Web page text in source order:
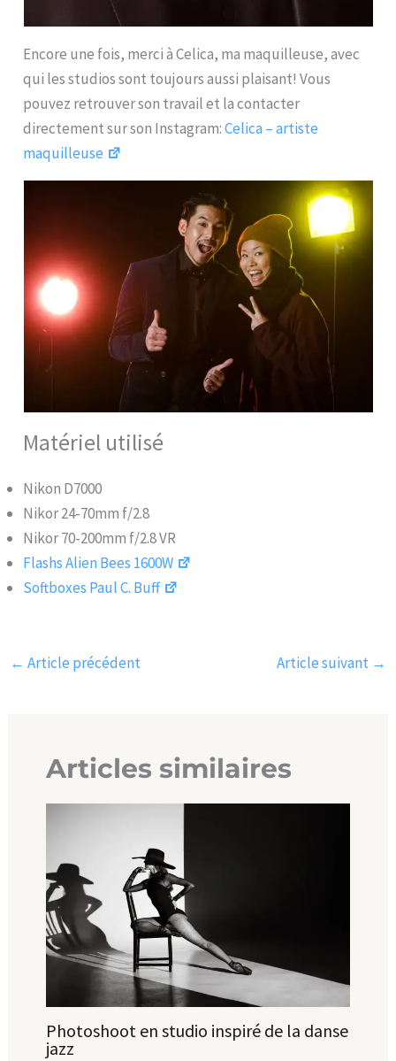
Encore une fois, merci à Celica, ma maquilleuse, avec
qui les studios sont toujours aussi plaisant! Vous
pouvez retrouver son travail et la contacter
directement sur son Instagram:Celica – artiste
maquilleuse
Matériel utilisé
Nikon D7000
Nikor 24-70mm f/2.8
Nikor 70-200mm f/2.8 VR
Flashs Alien Bees 1600W
Softboxes Paul C. Buff
← Article précédent Article suivant →
Articles similaires
Photoshoot en studio inspiré de la danse
jazz